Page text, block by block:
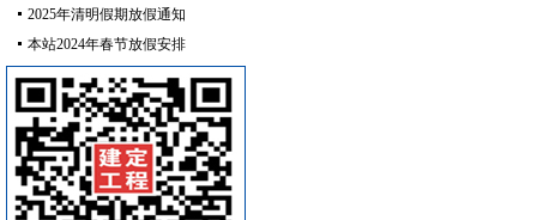
管材管件 [采购中]
油漆涂料 [采购中]
玻璃幕墙 [采购中]
防水防腐 [采购中]
室内给排水 [采购中]
石材木材 [采购中]
稳压泵 [采购中]
2025年清明假期放假通知
本站2024年春节放假安排